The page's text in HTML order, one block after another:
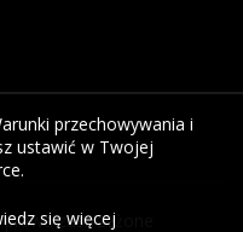
prawa zastrzeżone
przechowywania i
ustawić w Twojej
się więcej